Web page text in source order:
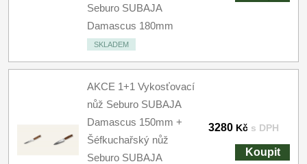
Seburo SUBAJA
Damascus 180mm
SKLADEM
AKCE 1+1 Vykosťovací
nůž Seburo SUBAJA
Damascus 150mm +
Šéfkuchařský nůž
Seburo SUBAJA
3280 Kč s DPH
Koupit